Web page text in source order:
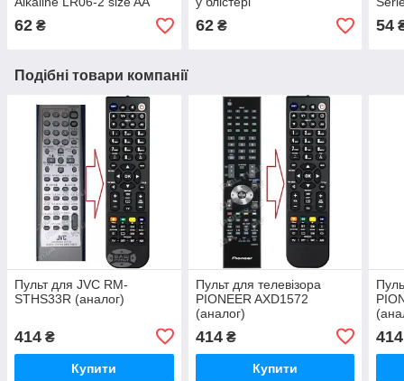
62 ₴ 62₴ 54
Подібні товари компанії
Пульт для JVC RM-
STHS33R (аналог)
414 ₴
Купити
Пульт для телевізора
PIONEER AXD1572
(аналог)
414₴
Купити
414